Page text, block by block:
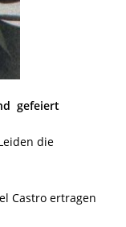
gefeiert
die
Castro ertragen